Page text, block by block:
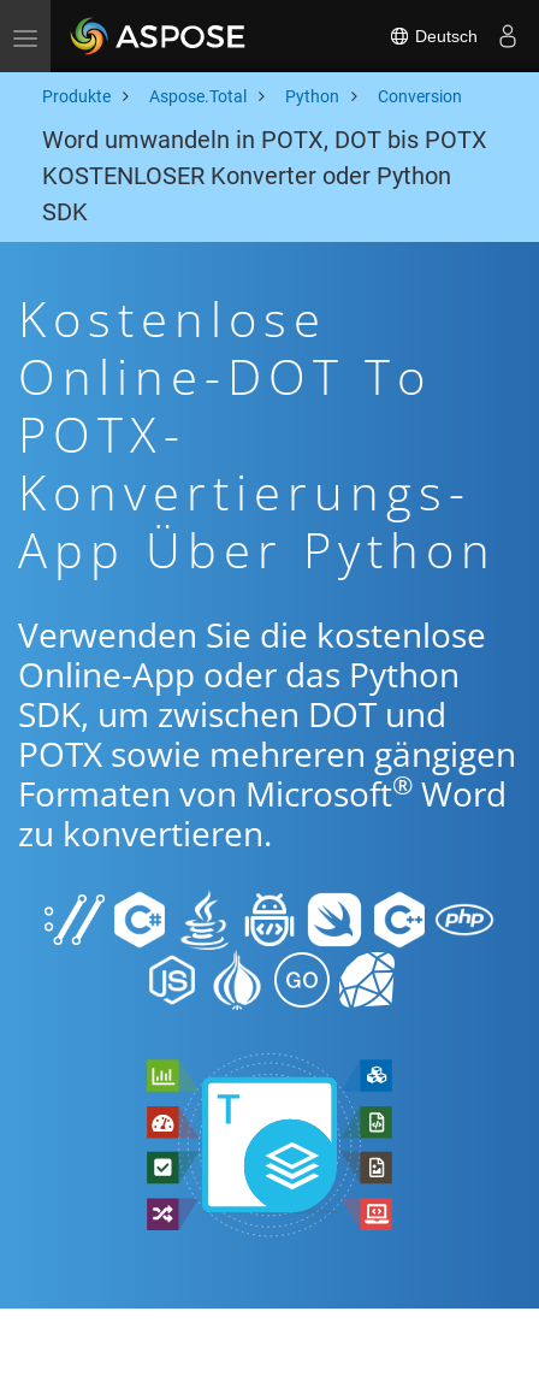
Toggle navigation Deutsch
Produkte Aspose.Total Python Conversion
Word umwandeln in POTX, DOT bis POTX
KOSTENLOSER Konverter oder Python
SDK
Kostenlose
Online-DOT To
POTX-
Konvertierungs-
App Über Python
Verwenden Sie die kostenlose
Online-App oder das Python
SDK, um zwischen DOT und
POTX sowie mehreren gängigen
Formaten von Microsoft® Word
zu konvertieren.